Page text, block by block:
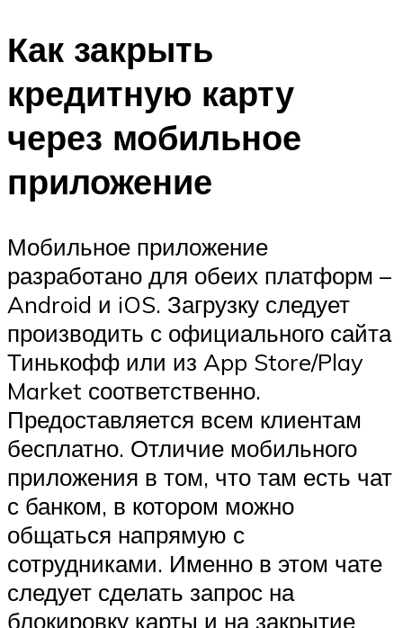
Как закрыть
кредитную карту
через мобильное
приложение
Мобильное приложение
разработано для обеих платформ –
Android и iOS. Загрузку следует
производить с официального сайта
Тинькофф или из App Store/Play
Market соответственно.
Предоставляется всем клиентам
бесплатно. Отличие мобильного
приложения в том, что там есть чат
с банком, в котором можно
общаться напрямую с
сотрудниками. Именно в этом чате
следует сделать запрос на
блокировку карты и на закрытие